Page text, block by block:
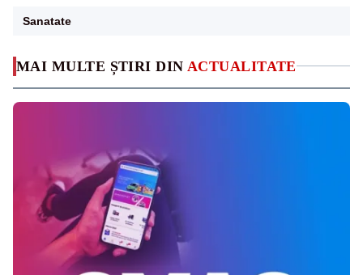
MAI MULTE ȘTIRI DIN ACTUALITATE
Sanatate